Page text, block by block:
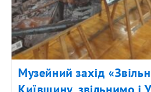
Музейний захід